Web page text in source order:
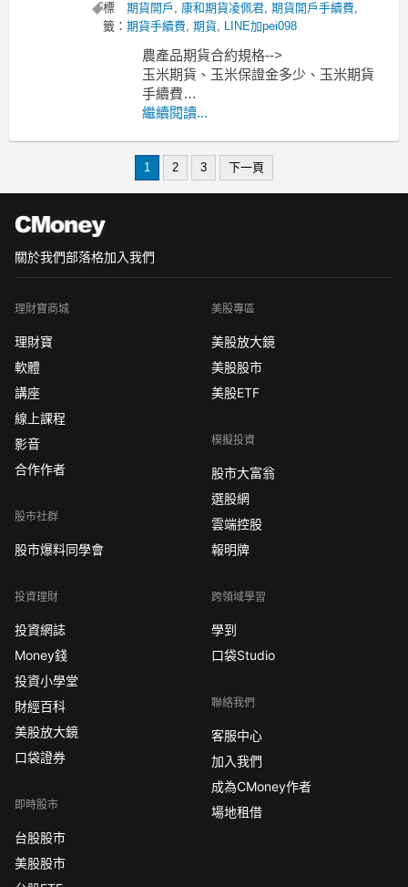
標
籤：
期貨開戶 , 康和期貨凌佩君, 期貨開戶手續費,
期貨手續費, 期貨, LINE加pei098
農產品期貨合約規格-->
玉米期貨、玉米保證金多少、玉米期貨
手續費
小麥期貨、小麥保證金多少、小麥期貨
手續費
繼續閱讀...
1 2 3 下一頁
關於我們部落格加入我們
理財寶商城
理財寶
軟體
講座
線上課程
影音
合作作者
股市社群
股市爆料同學會
投資理財
投資網誌
Money錢
投資小學堂
財經百科
美股放大鏡
口袋證券
即時股市
台股股市
美股股市
美股專區
美股放大鏡
美股股市
美股ETF
模擬投資
股市大富翁
選股網
雲端控股
報明牌
跨領域學習
學到
口袋Studio
聯絡我們
客服中心
加入我們
成為CMoney作者
場地租借